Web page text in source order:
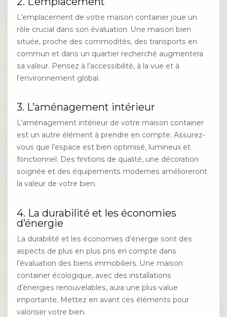
L’emplacement de votre maison container joue un
rôle crucial dans son évaluation. Une maison bien
située, proche des commodités, des transports en
commun et dans un quartier recherché augmentera
sa valeur. Pensez à l’accessibilité, à la vue et à
l’environnement global.
3. L’aménagement intérieur
L’aménagement intérieur de votre maison container
est un autre élément à prendre en compte. Assurez-
vous que l’espace est bien optimisé, lumineux et
fonctionnel. Des finitions de qualité, une décoration
soignée et des équipements modernes amélioreront
la valeur de votre bien.
4. La durabilité et les économies
d’énergie
La durabilité et les économies d’énergie sont des
aspects de plus en plus pris en compte dans
l’évaluation des biens immobiliers. Une maison
container écologique, avec des installations
d’énergies renouvelables, aura une plus-value
importante. Mettez en avant ces éléments pour
valoriser votre bien.